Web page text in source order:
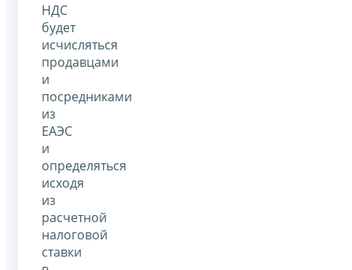
НДС
будет
исчисляться
продавцами
и
посредниками
из
ЕАЭС
и
определяться
исходя
из
расчетной
налоговой
ставки